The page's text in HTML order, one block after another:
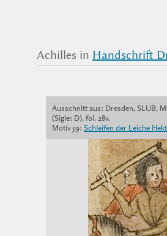
Achilles in Handschrift
Ausschnitt aus: Dresden, SLUB,
(Sigle: D), fol. 28v.
Motiv 59: Schleifen der Leiche